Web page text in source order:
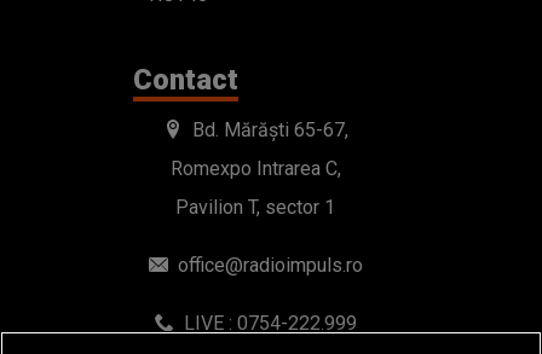
Contact
Bd. Mărăști 65-67,
Romexpo Intrarea C,
Pavilion T, sector 1
office@radioimpuls.ro
LIVE : 0754-222.999